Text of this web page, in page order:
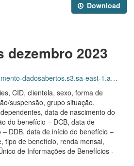
Download
dezembro 2023
PDA_2023_2025/Grupos_de_dados/Benef%C3%ADcios+mantidos/D.SDA.PDA.004.MANSUSPENSOS.202312.CSV.ZIP
CID, clientela, sexo, forma de
suspensão, grupo situação,
data de nascimento do
do benefício – DCB, data de
DDB, data de início do benefício –
tipo de benefício, renda mensal,
de Informações de Benefícios -